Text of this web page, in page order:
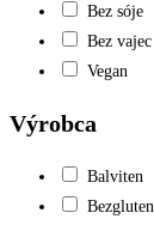
Bez sóje
Bez vajec
Vegan
Výrobca
Balviten
Bezgluten